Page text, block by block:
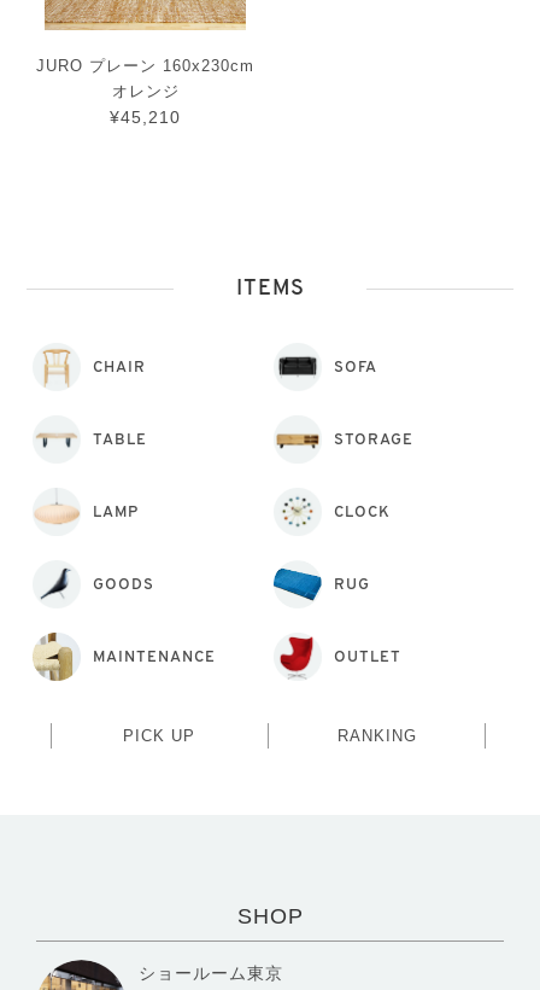
JURO プレーン 160x230cm
オレンジ
¥45,210
ITEMS
CHAIR SOFA
TABLE STORAGE
LAMP CLOCK
GOODS RUG
MAINTENANCE OUTLET
PICK UP RANKING
SHOP
ショールーム東京